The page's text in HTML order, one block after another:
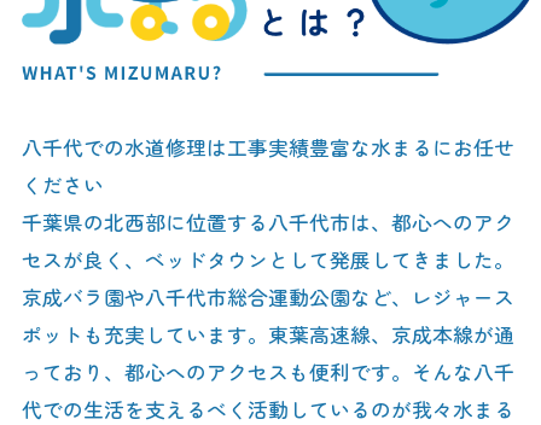
八千代での水道修理は工事実績豊富な水まるにお任せ
ください
千葉県の北西部に位置する八千代市は、都心へのアク
セスが良く、ベッドタウンとして発展してきました。
京成バラ園や八千代市総合運動公園など、レジャース
ポットも充実しています。東葉高速線、京成本線が通
っており、都心へのアクセスも便利です。そんな八千
代での生活を支えるべく活動しているのが我々水まる